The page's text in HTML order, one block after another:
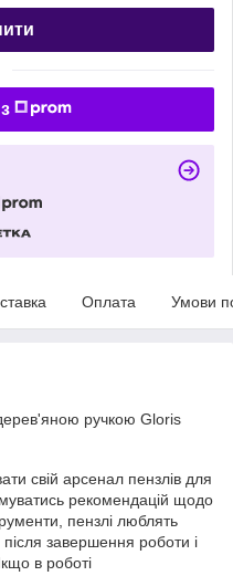
Оплата Умови
ручкою Gloris
свій арсенал пензлів для
рекомендацій щодо
пензлі люблять
завершення роботи і
в роботі